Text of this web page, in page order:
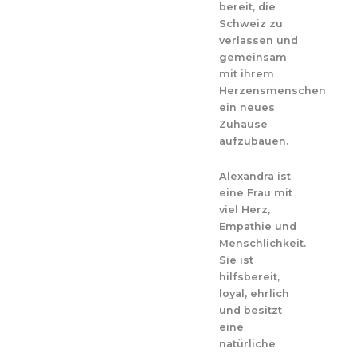
bereit, die
Schweiz zu
verlassen und
gemeinsam
mit ihrem
Herzensmenschen
ein neues
Zuhause
aufzubauen.
Alexandra ist
eine Frau mit
viel Herz,
Empathie und
Menschlichkeit.
Sie ist
hilfsbereit,
loyal, ehrlich
und besitzt
eine
natürliche